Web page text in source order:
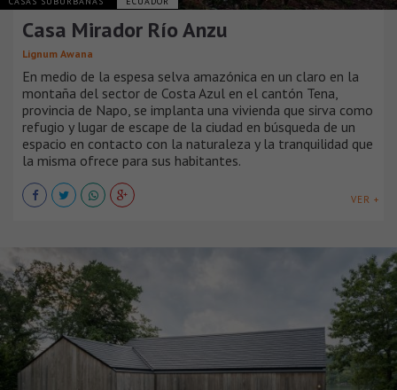
Casa Mirador Río Anzu
Lignum Awana
En medio de la espesa selva amazónica en un claro en la
montaña del sector de Costa Azul en el cantón Tena,
provincia de Napo, se implanta una vivienda que sirva como
refugio y lugar de escape de la ciudad en búsqueda de un
espacio en contacto con la naturaleza y la tranquilidad que
la misma ofrece para sus habitantes.
VER +